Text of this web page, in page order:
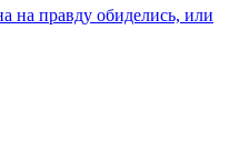
на правду обиделись, или